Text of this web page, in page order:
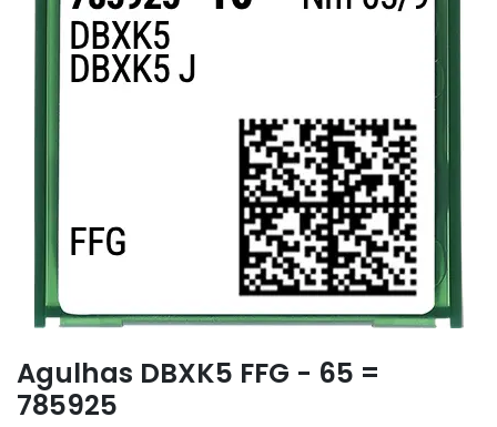
Agulhas DBXK5 FFG - 65 =
785925